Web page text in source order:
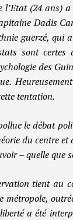
l’Etat (24 ans)
Dadis
guerzé, qui
sont
des
tentation.
le débat
du centre
– quelle
tient au
métropole,
a été